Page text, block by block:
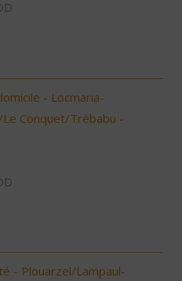
- Locmaria-
Conquet/Trébabu -
- Plouarzel/Lampaul-